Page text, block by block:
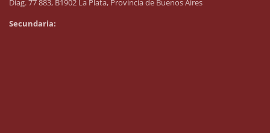
Diag. 77 883, B1902 La Plata, Provincia de Buenos Aires
Secundaria: